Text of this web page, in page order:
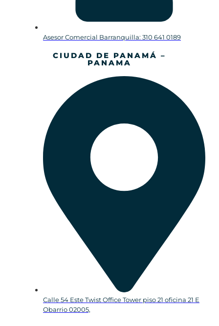
Asesor Comercial Barranquilla: 310 641 0189
CIUDAD DE PANAMÁ –
PANAMA
Calle 54 Este Twist Office Tower piso 21 oficina 21 E
Obarrio 02005,